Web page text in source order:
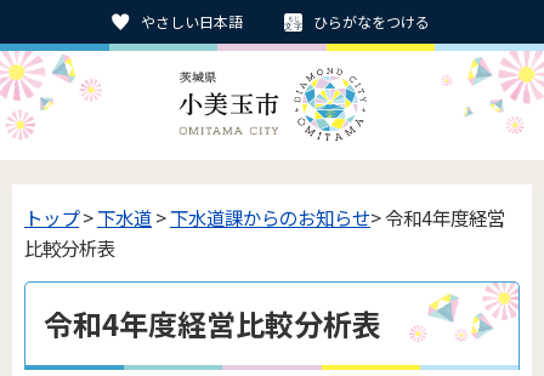
やさしい日本語 ひらがなをつける
トップ>下水道>下水道課からのお知らせ> 令和4年度経営
比較分析表
令和4年度経営比較分析表